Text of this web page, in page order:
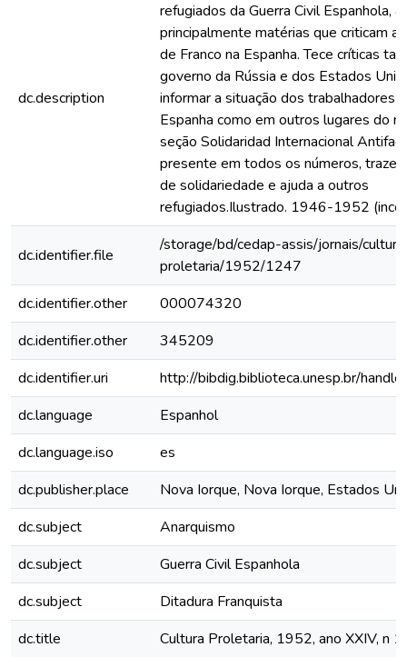
dc.description
refugiados da Guerra Civil Espanhola,
principalmente matérias que criticam a
de Franco na Espanha. Tece críticas
governo da Rússia e dos Estados
informar a situação dos trabalhadores
Espanha como em outros lugares do
seção Solidaridad Internacional
presente em todos os números,
de solidariedade e ajuda a outros
refugiados.Ilustrado. 1946-1952
dc.identifier.file
/storage/bd/cedap-assis/jornais/
proletaria/1952/1247
dc.identifier.other
000074320
dc.identifier.other
345209
dc.identifier.uri
http://bibdig.biblioteca.unesp.br/
dc.language
Espanhol
dc.language.iso
es
dc.publisher.place
Nova Iorque, Nova Iorque, Estados
dc.subject
Anarquismo
dc.subject
Guerra Civil Espanhola
dc.subject
Ditadura Franquista
dc.title
Cultura Proletaria, 1952, ano XXIV, n